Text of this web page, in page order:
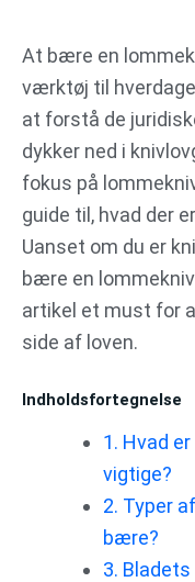
indholdet
At bære en
værktøj til
at forstå de
dykker ned i
fokus på
guide til, hvad der
Uanset om du er
bære en
artikel et must for
side af loven.
Indholdsfortegnelse
1. Hvad
vigtige?
2. Typer
bære?
3.